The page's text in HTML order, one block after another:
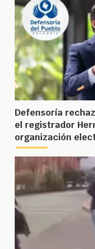
Defensoría
el registrador
organización